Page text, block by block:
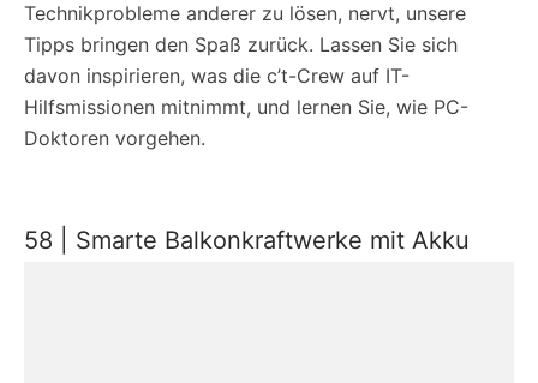
Technikprobleme anderer zu lösen, nervt, unsere
Tipps bringen den Spaß zurück. Lassen Sie sich
davon inspirieren, was die c’t-Crew auf IT-
Hilfsmissionen mitnimmt, und lernen Sie, wie PC-
Doktoren vorgehen.
58 | Smarte Balkonkraftwerke mit Akku